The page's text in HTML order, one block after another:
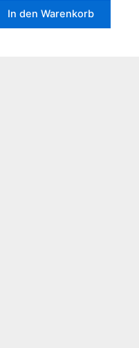
In den Warenkorb